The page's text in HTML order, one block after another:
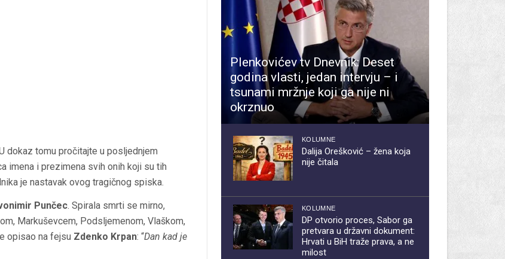
dokaz tomu pročitajte u posljednjem
imena i prezimena svih onih koji su tih
je nastavak ovog tragičnog spiska.
Punčec. Spirala smrti se mirno,
Markuševcem, Podsljemenom, Vlaškom,
opisao na fejsu Zdenko Krpan: “Dan kad je
Plenkovićev tv Dnevnik: Deset
godina vlasti, jedan intervju – i
tsunami mržnje koji ga nije ni
okrznuo
KOLUMNE
Dalija Orešković – žena koja
nije čitala
KOLUMNE
DP otvorio proces, Sabor ga
pretvara u državni dokument:
Hrvati u BiH traže prava, a ne
milost